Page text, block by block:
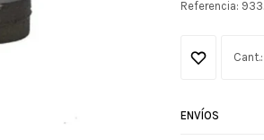
Referencia:
ENVÍOS